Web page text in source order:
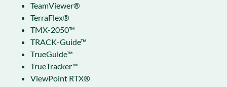
TeamViewer®
TerraFlex®
TMX-2050™
TRACK-Guide™
TrueGuide™
TrueTracker™
ViewPoint RTX®